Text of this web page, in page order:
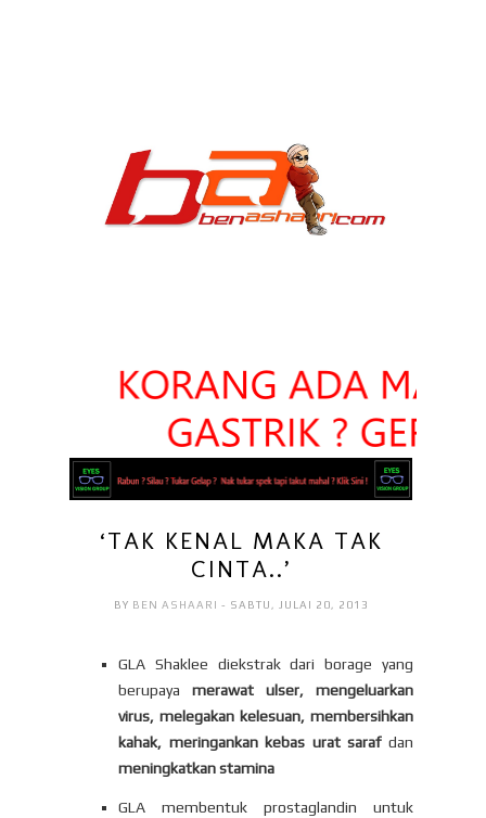
‘TAK KENAL MAKA TAK
CINTA..’
BY BEN ASHAARI - SABTU, JULAI 20, 2013
GLA Shaklee diekstrak dari borage yang
berupaya merawat ulser, mengeluarkan
virus, melegakan kelesuan, membersihkan
kahak, meringankan kebas urat sarafdan
meningkatkan stamina
GLA membentuk prostaglandin untuk